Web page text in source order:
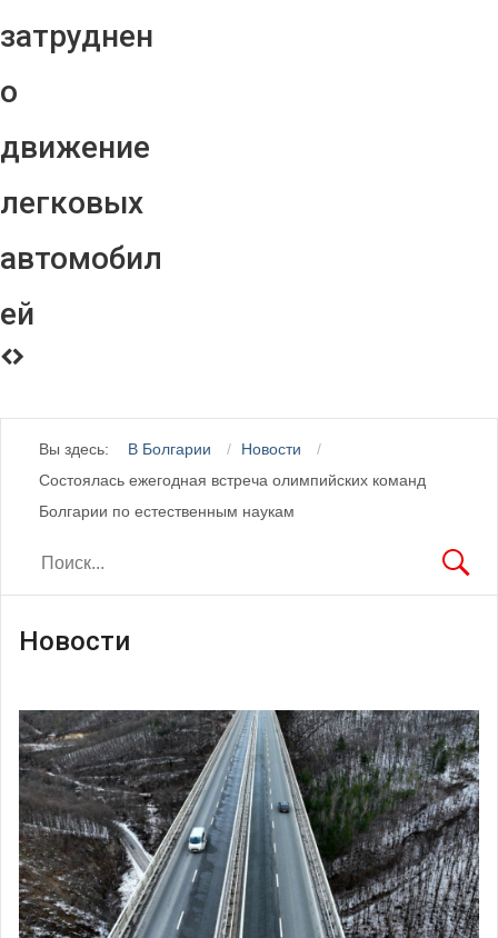
затруднен
о
движение
легковых
автомобил
ей
Вы здесь: В Болгарии
Новости
Состоялась ежегодная встреча олимпийских команд
Болгарии по естественным наукам
Новости